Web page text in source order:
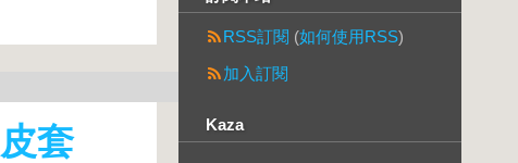
套
RSS訂閱 (如何使用RSS)
加入訂閱
Kaza